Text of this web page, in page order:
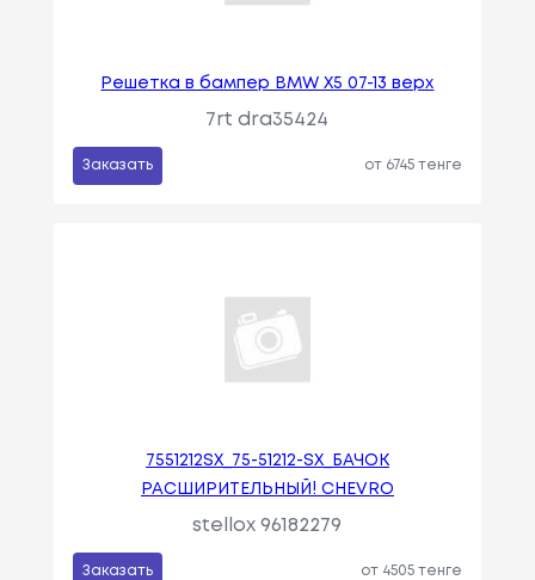
Решетка в бампер BMW X5 07-13 верх
7rt dra35424
Заказать от 6745 тенге
7551212SX_75-51212-SX_БАЧОК
РАСШИРИТЕЛЬНЫЙ! CHEVRO
stellox 96182279
Заказать от 4505 тенге